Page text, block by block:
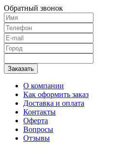
Обратный звонок
О компании
Как оформить заказ
Доставка и оплата
Контакты
Оферта
Вопросы
Отзывы